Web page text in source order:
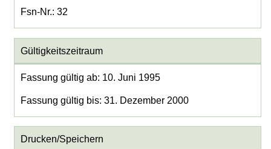
Fsn-Nr.: 32
Gültigkeitszeitraum
Fassung gültig ab: 10. Juni 1995
Fassung gültig bis: 31. Dezember 2000
Drucken/Speichern